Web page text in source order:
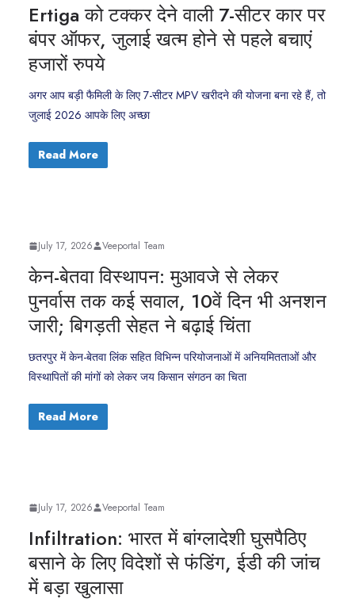
Ertiga को टक्कर देने वाली 7-सीटर कार पर
बंपर ऑफर, जुलाई खत्म होने से पहले बचाएं
हजारों रुपये
अगर आप बड़ी फैमिली के लिए 7-सीटर MPV खरीदने की योजना बना रहे हैं, तो
जुलाई 2026 आपके लिए अच्छा
Read More
July 17, 2026 Veeportal Team
केन-बेतवा विस्थापन: मुआवजे से लेकर
पुनर्वास तक कई सवाल, 10वें दिन भी अनशन
जारी; बिगड़ती सेहत ने बढ़ाई चिंता
छतरपुर में केन-बेतवा लिंक सहित विभिन्न परियोजनाओं में अनियमितताओं और
विस्थापितों की मांगों को लेकर जय किसान संगठन का चिता
Read More
July 17, 2026 Veeportal Team
Infiltration: भारत में बांग्लादेशी घुसपैठिए
बसाने के लिए विदेशों से फंडिंग, ईडी की जांच
में बड़ा खुलासा